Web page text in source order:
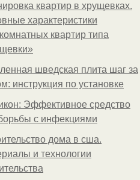
квартир в хрущевках.
характеристики
квартир типа
шведская плита шаг за
инструкция по установке
Эффективное средство
с инфекциями
дома в сша.
и технологии